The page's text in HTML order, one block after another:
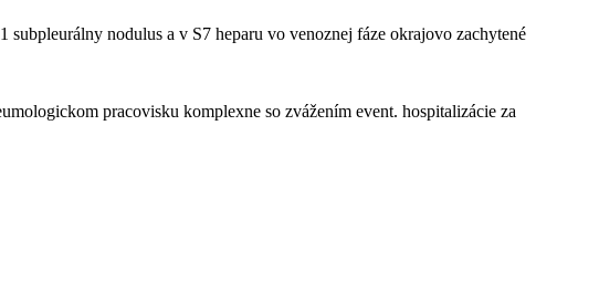
nodulus a v S7 heparu vo venoznej fáze okrajovo zachytené
pracovisku komplexne so zvážením event. hospitalizácie za